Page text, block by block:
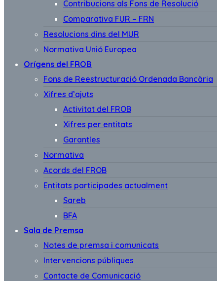
Contribucions als Fons de Resolució
Comparativa FUR – FRN
Resolucions dins del MUR
Normativa Unió Europea
Orígens del FROB
Fons de Reestructuració Ordenada Bancària
Xifres d’ajuts
Activitat del FROB
Xifres per entitats
Garantíes
Normativa
Acords del FROB
Entitats participades actualment
Sareb
BFA
Sala de Premsa
Notes de premsa i comunicats
Intervencions públiques
Contacte de Comunicació